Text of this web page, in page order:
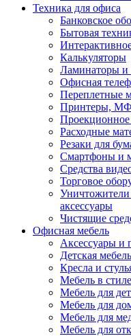
Техника для офиса
Банковское
Бытовая
Калькуляторы
Ламинаторы и
Офисная
Переплетные
Принтеры,
Проекционное
Расходные
Резаки для
Смартфоны и
Средства
Торговое
аксессуары
Чистящие
Офисная мебель
Аксессуары и
Детская мебель
Кресла и
Мебель в
Мебель для
Мебель для
Мебель для
Мебель для